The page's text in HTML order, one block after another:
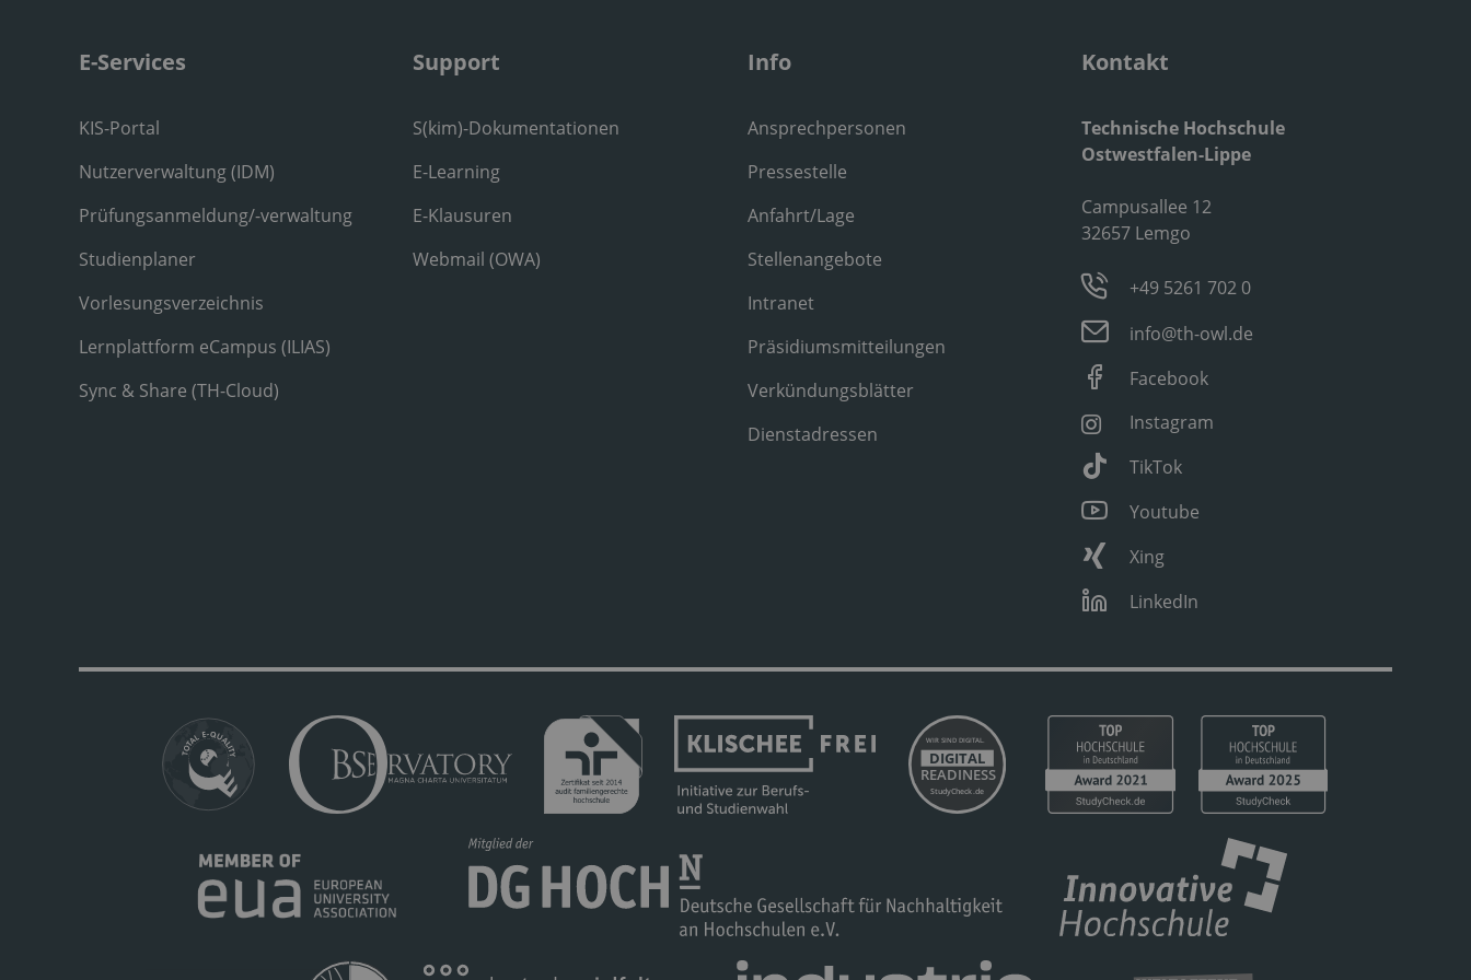
E-Services
KIS-Portal
Nutzerverwaltung (IDM)
Prüfungsanmeldung/-verwaltung
Studienplaner
Vorlesungsverzeichnis
Lernplattform eCampus (ILIAS)
Sync & Share (TH-Cloud)
Support
S(kim)-Dokumentationen
E-Learning
E-Klausuren
Webmail (OWA)
Info
Ansprechpersonen
Pressestelle
Anfahrt/Lage
Stellenangebote
Intranet
Präsidiumsmitteilungen
Verkündungsblätter
Dienstadressen
Kontakt
Technische Hochschule
Ostwestfalen-Lippe
Campusallee 12
32657 Lemgo
+49 5261 702 0
info@th-owl.de
Facebook
Instagram
TikTok
Youtube
Xing
LinkedIn